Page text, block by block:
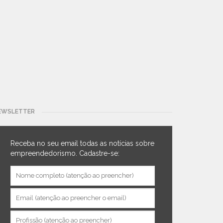
Receba no seu email todas as notícias sobre
empreendedorismo. Cadastre-se: